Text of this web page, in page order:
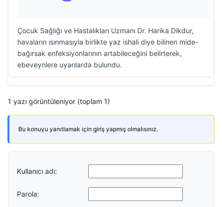
Çocuk Sağlığı ve Hastalıkları Uzmanı Dr. Harika Dikdur,
havaların ısınmasıyla birlikte yaz ishali diye bilinen mide-
bağırsak enfeksiyonlarının artabileceğini belirterek,
ebeveynlere uyarılarda bulundu.
1 yazı görüntüleniyor (toplam 1)
Bu konuyu yanıtlamak için giriş yapmış olmalısınız.
Kullanıcı adı:
Parola: